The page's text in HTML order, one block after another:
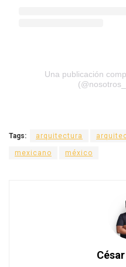
Una publicación
Tags: arquitectura
mexicano méxico